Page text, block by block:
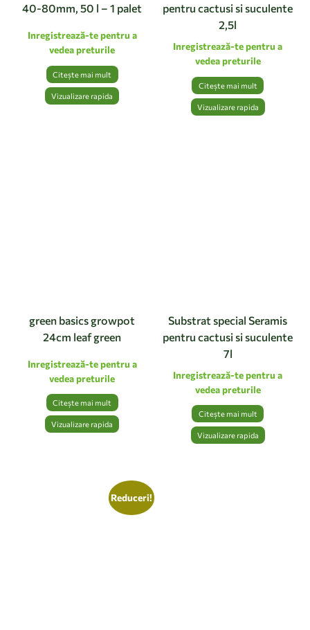
40-80mm, 50 l – 1 palet
Inregistrează-te pentru a
vedea preturile
Citește mai mult
Vizualizare rapida
pentru cactusi si suculente
2,5l
Inregistrează-te pentru a
vedea preturile
Citește mai mult
Vizualizare rapida
green basics growpot
24cm leaf green
Inregistrează-te pentru a
vedea preturile
Citește mai mult
Vizualizare rapida
Substrat special Seramis
pentru cactusi si suculente
7l
Inregistrează-te pentru a
vedea preturile
Citește mai mult
Vizualizare rapida
Reduceri!